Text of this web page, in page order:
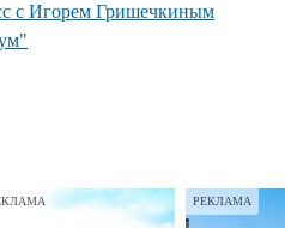
с Игорем Гришечкиным
РЕКЛАМА